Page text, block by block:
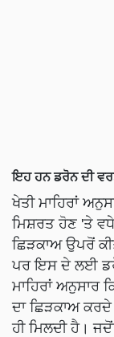
ਇਹ ਹਨ ਡਰੋਨ ਦੀ
ਖੇਤੀ ਮਾਹਿਰਾਂ
ਮਿਸ਼ਰਤ ਹੋਣ 'ਤੇ
ਛਿੜਕਾਅ ਉਪਰੋਂ
ਪਰ ਇਸ ਦੇ ਲਈ
ਮਾਹਿਰਾਂ ਅਨੁਸਾਰ
ਦਾ ਛਿੜਕਾਅ
ਹੀ ਮਿਲਦੀ ਹੈ।